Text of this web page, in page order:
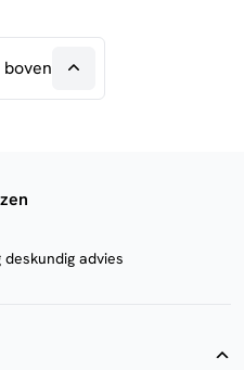
advies